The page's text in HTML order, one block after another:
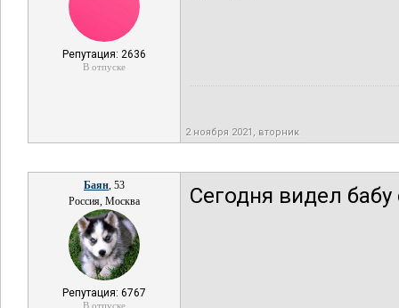
Репутация: 2636
В отпуске
2 ноября 2021, вторник
Баян, 53
Россия, Москва
Репутация: 6767
В отпуске
Сегодня видел